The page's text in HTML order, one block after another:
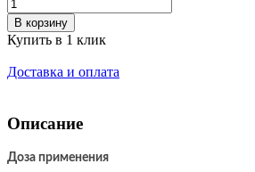
В корзину
Купить в 1 клик
Доставка и оплата
Описание
Доза применения